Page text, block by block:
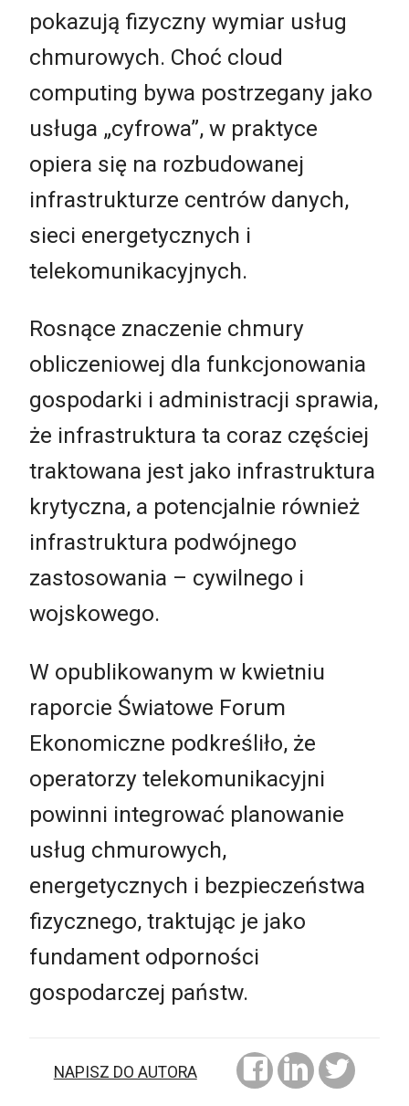
pokazują fizyczny wymiar usług
chmurowych. Choć cloud
computing bywa postrzegany jako
usługa „cyfrowa”, w praktyce
opiera się na rozbudowanej
infrastrukturze centrów danych,
sieci energetycznych i
telekomunikacyjnych.
Rosnące znaczenie chmury
obliczeniowej dla funkcjonowania
gospodarki i administracji sprawia,
że infrastruktura ta coraz częściej
traktowana jest jako infrastruktura
krytyczna, a potencjalnie również
infrastruktura podwójnego
zastosowania – cywilnego i
wojskowego.
W opublikowanym w kwietniu
raporcie Światowe Forum
Ekonomiczne podkreśliło, że
operatorzy telekomunikacyjni
powinni integrować planowanie
usług chmurowych,
energetycznych i bezpieczeństwa
fizycznego, traktując je jako
fundament odporności
gospodarczej państw.
NAPISZ DO AUTORA